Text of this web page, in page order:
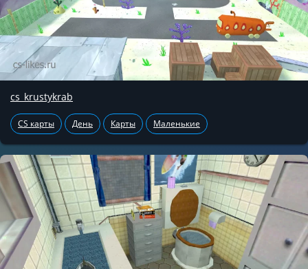
cs_krustykrab
CS карты День Карты Маленькие